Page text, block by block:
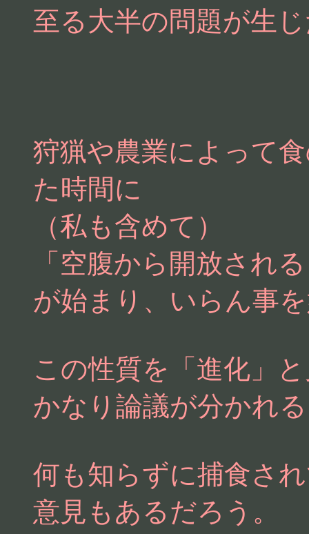
至る大半の問題が生
狩猟や農業によって
た時間に
（私も含めて）
「空腹から開放され
が始まり、いらん事
この性質を「進化」
かなり論議が分かれ
何も知らずに捕食さ
意見もあるだろう。